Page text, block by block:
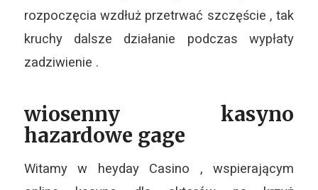
rozpoczęcia wzdłuż przetrwać szczęście , tak
kruchy dalsze działanie podczas wypłaty
zadziwienie .
wiosenny kasyno
hazardowe gage
Witamy w heyday Casino , wspierającym